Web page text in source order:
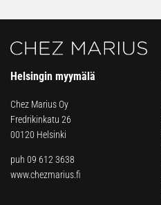
Helsingin myymälä
Chez Marius Oy
Fredrikinkatu 26
00120 Helsinki
puh 09 612 3638
www.chezmarius.fi